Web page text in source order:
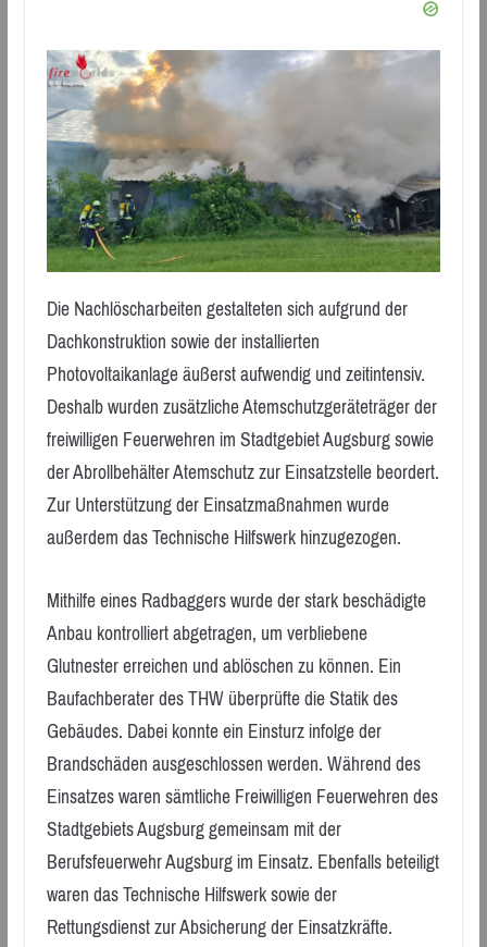
Die Nachlöscharbeiten gestalteten sich aufgrund der
Dachkonstruktion sowie der installierten
Photovoltaikanlage äußerst aufwendig und zeitintensiv.
Deshalb wurden zusätzliche Atemschutzgeräteträger der
freiwilligen Feuerwehren im Stadtgebiet Augsburg sowie
der Abrollbehälter Atemschutz zur Einsatzstelle beordert.
Zur Unterstützung der Einsatzmaßnahmen wurde
außerdem das Technische Hilfswerk hinzugezogen.
Mithilfe eines Radbaggers wurde der stark beschädigte
Anbau kontrolliert abgetragen, um verbliebene
Glutnester erreichen und ablöschen zu können. Ein
Baufachberater des THW überprüfte die Statik des
Gebäudes. Dabei konnte ein Einsturz infolge der
Brandschäden ausgeschlossen werden. Während des
Einsatzes waren sämtliche Freiwilligen Feuerwehren des
Stadtgebiets Augsburg gemeinsam mit der
Berufsfeuerwehr Augsburg im Einsatz. Ebenfalls beteiligt
waren das Technische Hilfswerk sowie der
Rettungsdienst zur Absicherung der Einsatzkräfte.